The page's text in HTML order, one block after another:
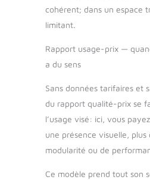
cohérent; dans un espace
limitant.
Rapport usage-prix —
a du sens
Sans données tarifaires et
du rapport qualité-prix se
l’usage visé: ici, vous
une présence visuelle, plus
modularité ou de
Ce modèle prend tout son